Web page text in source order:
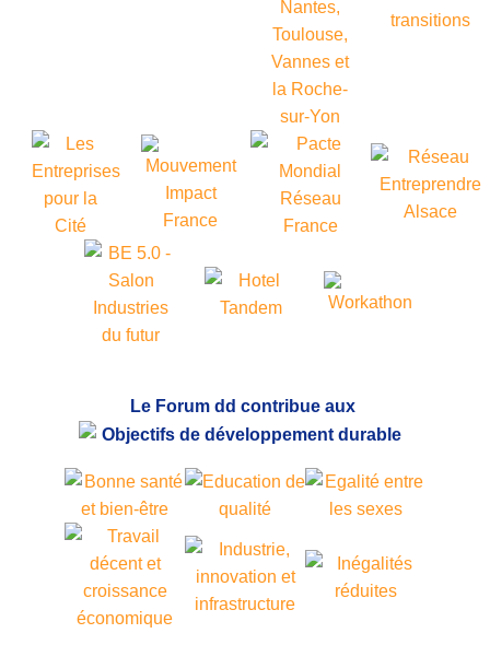
Le Forum dd contribue aux